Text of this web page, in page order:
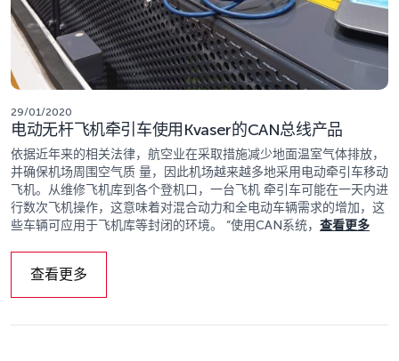
29/01/2020
电动无杆飞机牵引车使用Kvaser的CAN总线产品
依据近年来的相关法律，航空业在采取措施减少地面温室气体排放，
并确保机场周围空气质 量，因此机场越来越多地采用电动牵引车移动
飞机。从维修飞机库到各个登机口，一台飞机 牵引车可能在一天内进
行数次飞机操作，这意味着对混合动力和全电动车辆需求的增加，这
些车辆可应用于飞机库等封闭的环境。 “使用CAN系统， 查看更多
查看更多